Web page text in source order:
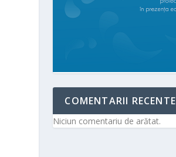
COMENTARII RECENTE
Niciun comentariu de arătat.